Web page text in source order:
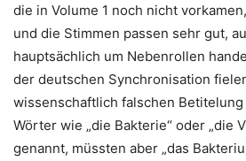
die in Volume 1 noch nicht
und die Stimmen passen sehr gut,
hauptsächlich um Nebenrollen
der deutschen Synchronisation
wissenschaftlich falschen Betitelung
Wörter wie „die Bakterie“ oder „die
genannt, müssten aber „das